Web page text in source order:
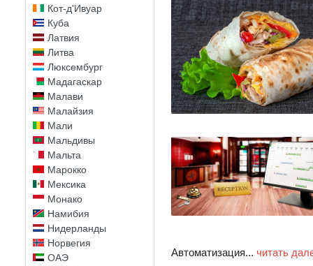
Кот-д'Ивуар
Куба
Латвия
Литва
Люксембург
Мадагаскар
Малави
Малайзия
Мали
Мальдивы
Мальта
Марокко
Мексика
Монако
Намибия
Нидерланды
Норвегия
ОАЭ
Автоматизация... читать